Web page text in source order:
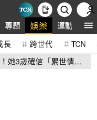
專題 娛樂 運動 全
長 跨世代 TCN
她3歲確信「累世情